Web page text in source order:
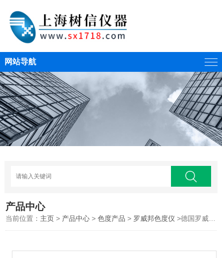
网站导航
产品中心
当前位置： 主页 > 产品中心 >色度产品 > 罗威邦色度仪 >德国罗威邦EC3000ASTM自动色度分析仪